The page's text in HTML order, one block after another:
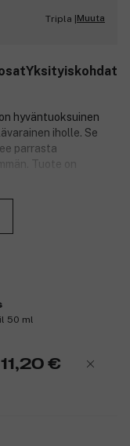
Tripla |Muuta
Yksityiskohdat
hyväntuoksuinen
iholle. Se
parrasta
Tuote on
50 ml
11,20 €